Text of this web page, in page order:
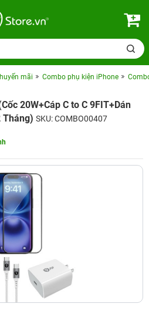
mãi Combo phụ kiện iPhone
20W+Cáp C to C 9FIT+Dán
Tháng) SKU: COMBO00407